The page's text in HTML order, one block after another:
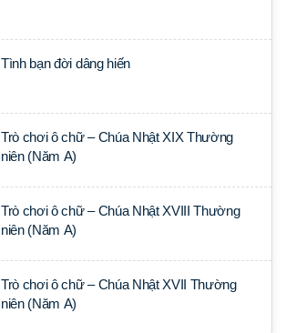
Tình bạn đời dâng hiến
Trò chơi ô chữ – Chúa Nhật XIX Thường
niên (Năm A)
Trò chơi ô chữ – Chúa Nhật XVIII Thường
niên (Năm A)
Trò chơi ô chữ – Chúa Nhật XVII Thường
niên (Năm A)